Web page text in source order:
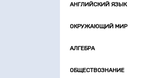
АНГЛИЙСКИЙ ЯЗЫК
ОКРУЖАЮЩИЙ МИР
АЛГЕБРА
ОБЩЕСТВОЗНАНИЕ